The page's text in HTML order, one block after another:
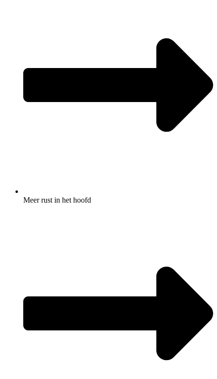
Meer rust in het hoofd